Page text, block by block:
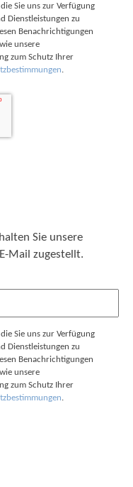
Sie uns zur Verfügung
Dienstleistungen zu
Benachrichtigungen
unsere
zum Schutz Ihrer
.
Sie unsere
Mail zugestellt.
Sie uns zur Verfügung
Dienstleistungen zu
Benachrichtigungen
unsere
zum Schutz Ihrer
.